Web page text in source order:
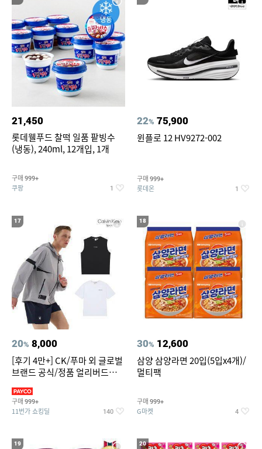
21,450
롯데웰푸드 찰떡 일품 팥빙수
(냉동), 240ml, 12개입, 1개
구매 999+
쿠팡 1
22% 75,900
윈플로 12 HV9272-002
구매 999+
롯데온 1
17
20% 8,000
[후기 4만+] CK/푸마 외 글로벌
브랜드 공식/정품 얼리버드
구매 999+
11번가 쇼킹딜 140
18
30% 12,600
삼양 삼양라면 20입(5입x4개)/
멀티팩
구매 999+
G마켓 4
19 20